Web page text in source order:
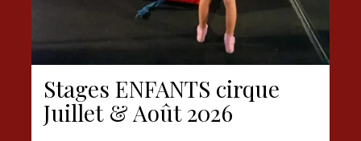
Stages ENFANTS cirque
Juillet & Août 2026